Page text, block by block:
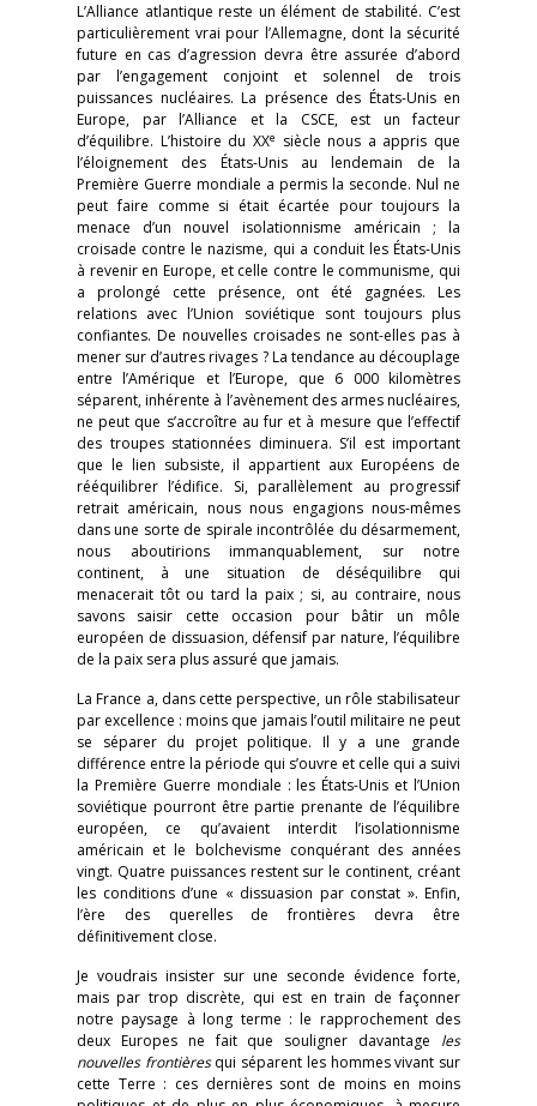
L’Alliance atlantique reste un élément de stabilité. C’est
particulièrement vrai pour l’Allemagne, dont la sécurité
future en cas d’agression devra être assurée d’abord
par l’engagement conjoint et solennel de trois
puissances nucléaires. La présence des États-Unis en
Europe, par l’Alliance et la CSCE, est un facteur
d’équilibre. L’histoire du XXesiècle nous a appris que
l’éloignement des États-Unis au lendemain de la
Première Guerre mondiale a permis la seconde. Nul ne
peut faire comme si était écartée pour toujours la
menace d’un nouvel isolationnisme américain ; la
croisade contre le nazisme, qui a conduit les États-Unis
à revenir en Europe, et celle contre le communisme, qui
a prolongé cette présence, ont été gagnées. Les
relations avec l’Union soviétique sont toujours plus
confiantes. De nouvelles croisades ne sont-elles pas à
mener sur d’autres rivages ? La tendance au découplage
entre l’Amérique et l’Europe, que 6 000 kilomètres
séparent, inhérente à l’avènement des armes nucléaires,
ne peut que s’accroître au fur et à mesure que l’effectif
des troupes stationnées diminuera. S’il est important
que le lien subsiste, il appartient aux Européens de
rééquilibrer l’édifice. Si, parallèlement au progressif
retrait américain, nous nous engagions nous-mêmes
dans une sorte de spirale incontrôlée du désarmement,
nous aboutirions immanquablement, sur notre
continent, à une situation de déséquilibre qui
menacerait tôt ou tard la paix ; si, au contraire, nous
savons saisir cette occasion pour bâtir un môle
européen de dissuasion, défensif par nature, l’équilibre
de la paix sera plus assuré que jamais.
La France a, dans cette perspective, un rôle stabilisateur
par excellence : moins que jamais l’outil militaire ne peut
se séparer du projet politique. Il y a une grande
différence entre la période qui s’ouvre et celle qui a suivi
la Première Guerre mondiale : les États-Unis et l’Union
soviétique pourront être partie prenante de l’équilibre
européen, ce qu’avaient interdit l’isolationnisme
américain et le bolchevisme conquérant des années
vingt. Quatre puissances restent sur le continent, créant
les conditions d’une « dissuasion par constat ». Enfin,
l’ère des querelles de frontières devra être
définitivement close.
Je voudrais insister sur une seconde évidence forte,
mais par trop discrète, qui est en train de façonner
notre paysage à long terme : le rapprochement des
deux Europes ne fait que souligner davantage les
nouvelles frontièresqui séparent les hommes vivant sur
cette Terre : ces dernières sont de moins en moins